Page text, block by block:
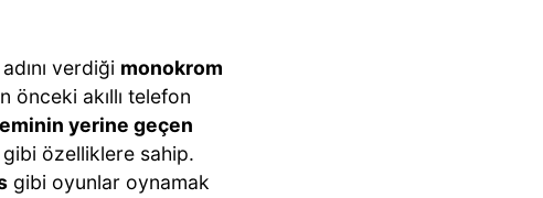
adını verdiği monokrom
önceki akıllı telefon
yerine geçen
gibi özelliklere sahip.
gibi oyunlar oynamak